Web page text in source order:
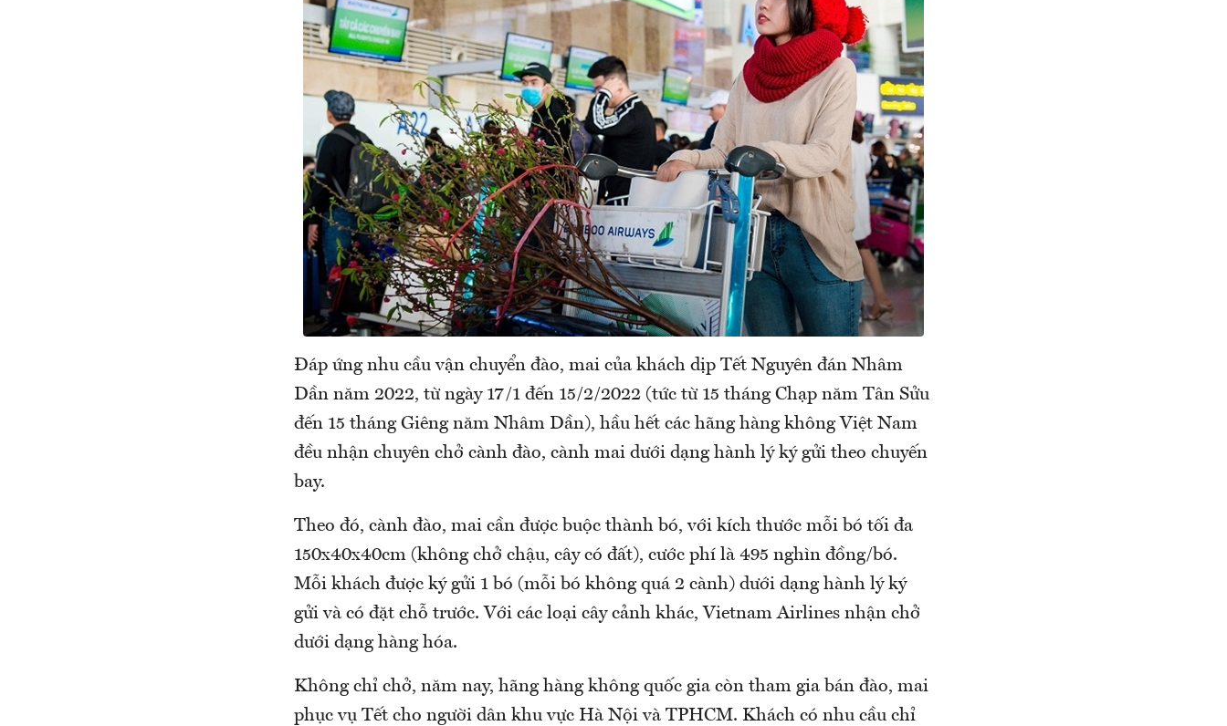
Đáp ứng nhu cầu vận chuyển đào, mai của khách dịp Tết Nguyên đán Nhâm
Dần năm 2022, từ ngày 17/1 đến 15/2/2022 (tức từ 15 tháng Chạp năm Tân Sửu
đến 15 tháng Giêng năm Nhâm Dần), hầu hết các hãng hàng không Việt Nam
đều nhận chuyên chở cành đào, cành mai dưới dạng hành lý ký gửi theo chuyến
bay.
Theo đó, cành đào, mai cần được buộc thành bó, với kích thước mỗi bó tối đa
150x40x40cm (không chở chậu, cây có đất), cước phí là 495 nghìn đồng/bó.
Mỗi khách được ký gửi 1 bó (mỗi bó không quá 2 cành) dưới dạng hành lý ký
gửi và có đặt chỗ trước. Với các loại cây cảnh khác, Vietnam Airlines nhận chở
dưới dạng hàng hóa.
Không chỉ chở, năm nay, hãng hàng không quốc gia còn tham gia bán đào, mai
phục vụ Tết cho người dân khu vực Hà Nội và TPHCM. Khách có nhu cầu chỉ